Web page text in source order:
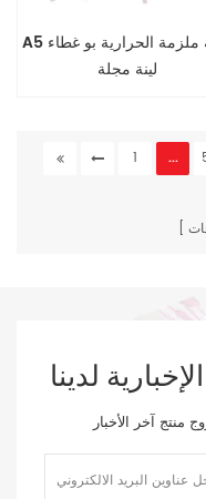
A5 حالة ملزمة الحرارية بو غطاء
لينة مجلة
1 ...
لدينا